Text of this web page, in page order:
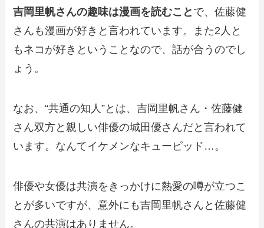
吉岡里帆さんの趣味は漫画を読むこと で、佐藤健
さんも漫画が好きと言われています。また2人と
もネコが好きということなので、話が合うのでし
ょう。
なお、“共通の知人”とは、吉岡里帆さん・佐藤健
さん双方と親しい俳優の城田優さんだと言われて
います。なんてイケメンなキューピッド…。
俳優や女優は共演をきっかけに熱愛の噂が立つこ
とが多いですが、意外にも吉岡里帆さんと佐藤健
さんの共演はありません。